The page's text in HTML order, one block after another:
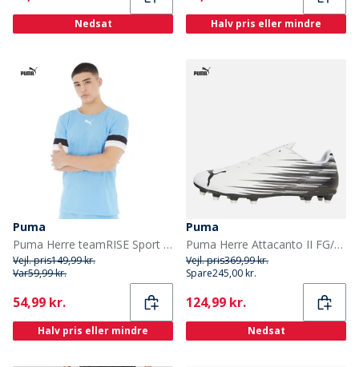
Nedsat Halv pris eller mindre
Puma
Puma Herre teamRISE Sport træningstrøjer Blå
Vejl. pris149,99 kr.
Var59,99 kr.
Current
54,99 kr.
Halv pris eller mindre
Puma
Puma Herre Attacanto II FG/AG Fast / Kunstgræs Fodboldstøvler Puma Hvid / Puma Sort
Vejl. pris369,99 kr.
Spare245,00 kr.
Current
124,99 kr.
Nedsat